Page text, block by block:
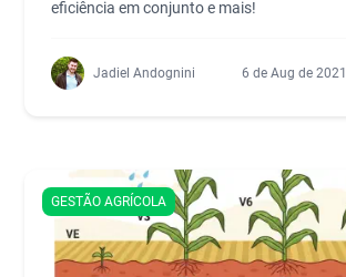
eficiência em conjunto e mais!
Jadiel Andognini 6 de Aug de 2021
GESTÃO AGRÍCOLA